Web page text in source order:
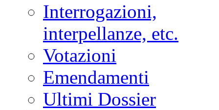
Interrogazioni,
interpellanze, etc.
Votazioni
Emendamenti
Ultimi Dossier